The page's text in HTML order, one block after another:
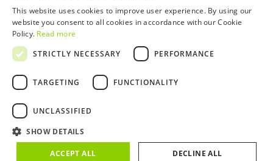
Noticias
Restaurantes
Tarjeta WOW
Grupos y eventos
Servicio educativo
Política de privacidad y cookies
Trabaja con nosotros
Libro de reclamaciones
© 2026
WOW
ENGLISH
This website uses cookies to improve user experience. By using our
website you consent to all cookies in accordance with our Cookie
Policy. Read more
STRICTLY NECESSARY
PERFORMANCE
TARGETING FUNCTIONALITY
UNCLASSIFIED
SHOW DETAILS
ACCEPT ALL DECLINE ALL